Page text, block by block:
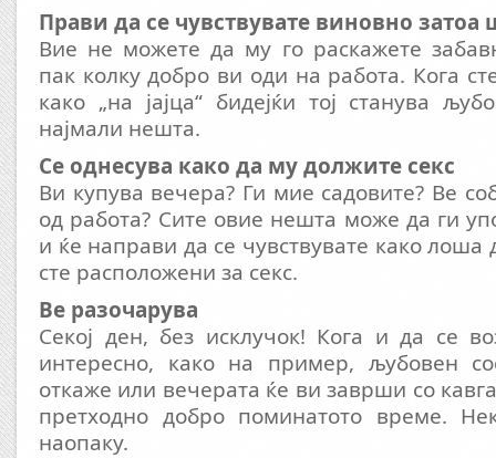
Прави да се чувствувате виновно затоа
Вие не можете да му го раскажете
пак колку добро ви оди на работа. Кога
како „на јајца“ бидејќи тој станува
најмали нешта.
Се однесува како да му должите секс
Ви купува вечера? Ги мие садовите? Ве
од работа? Сите овие нешта може да ги
и ќе направи да се чувствувате како лоша
сте расположени за секс.
Ве разочарува
Секој ден, без исклучок! Кога и да се
интересно, како на пример, љубовен
откаже или вечерата ќе ви заврши со
претходно добро поминатото време.
наопаку.